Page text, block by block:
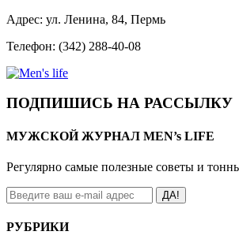
Адрес: ул. Ленина, 84, Пермь
Телефон: (342) 288-40-08
ПОДПИШИСЬ НА РАССЫЛКУ
МУЖСКОЙ ЖУРНАЛ MEN’s LIFE
Регулярно самые полезные советы и
ДА!
РУБРИКИ